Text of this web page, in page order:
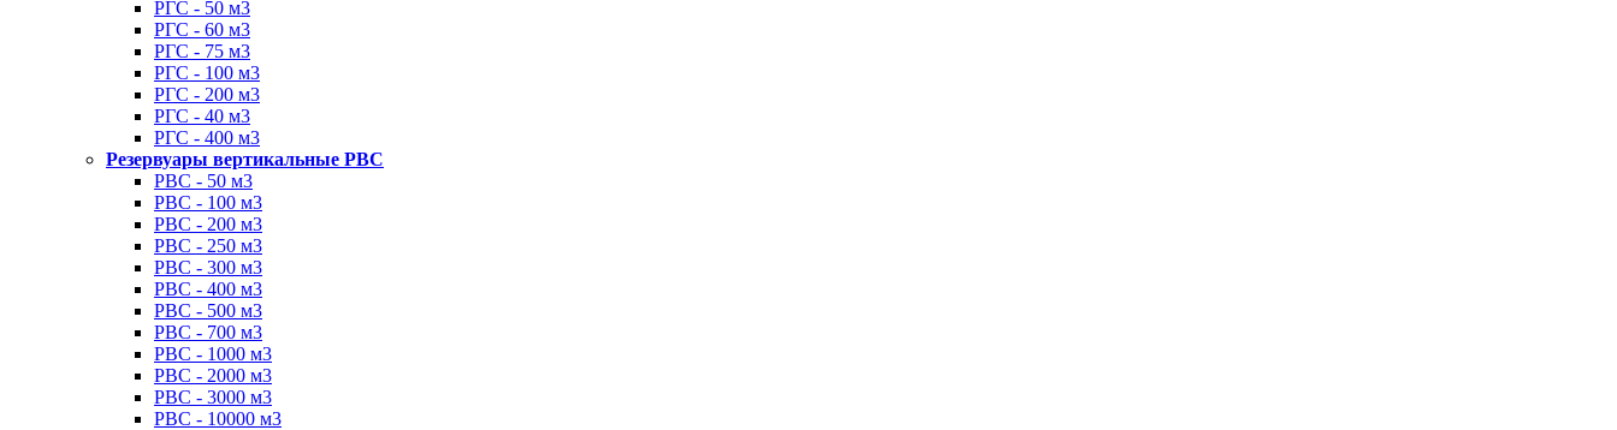
РГС - 50 м3
РГС - 60 м3
РГС - 75 м3
РГС - 100 м3
РГС - 200 м3
РГС - 40 м3
РГС - 400 м3
Резервуары вертикальные РВС
РВС - 50 м3
РВС - 100 м3
РВС - 200 м3
РВС - 250 м3
РВС - 300 м3
РВС - 400 м3
РВС - 500 м3
РВС - 700 м3
РВС - 1000 м3
РВС - 2000 м3
РВС - 3000 м3
РВС - 10000 м3